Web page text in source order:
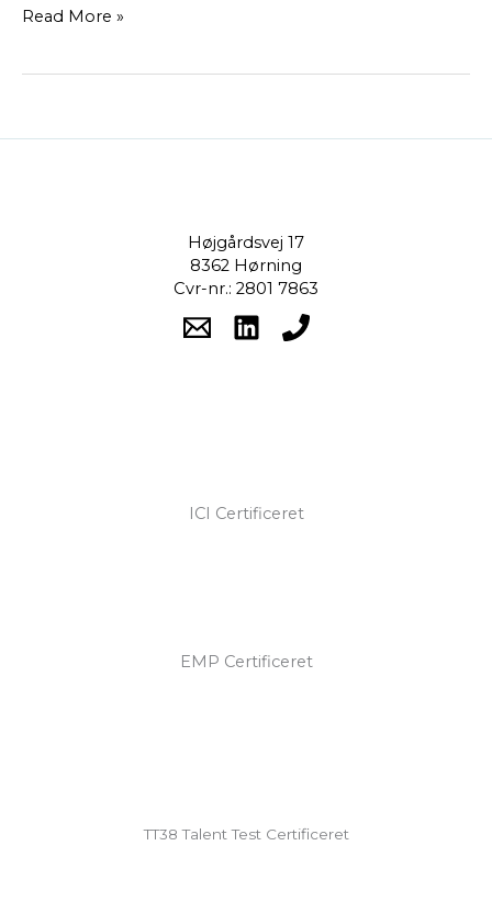
Read More »
Højgårdsvej 17
8362 Hørning
Cvr-nr.: 2801 7863
ICI Certificeret
EMP Certificeret
TT38 Talent Test Certificeret